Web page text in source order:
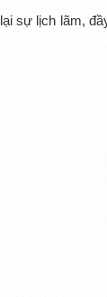
sự lịch lãm,